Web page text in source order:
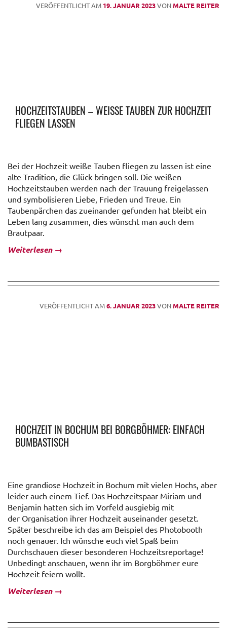
VERÖFFENTLICHT AM 19. JANUAR 2023VONMALTE REITER
HOCHZEITSTAUBEN – WEISSE TAUBEN ZUR HOCHZEIT F
LIEGEN LASSEN
Bei der Hochzeit weiße Tauben fliegen zu lassen ist eine
alte Tradition, die Glück bringen soll. Die weißen
Hochzeitstauben werden nach der Trauung freigelassen
und symbolisieren Liebe, Frieden und Treue. Ein
Taubenpärchen das zueinander gefunden hat bleibt ein
Leben lang zusammen, dies wünscht man auch dem
Brautpaar.
Weiterlesen →
VERÖFFENTLICHT AM6. JANUAR 2023VONMALTE REITER
HOCHZEIT IN BOCHUM BEI BORGBÖHMER: EINFACH
BUMBASTISCH
Eine grandiose Hochzeit in Bochum mit vielen Hochs, aber
leider auch einem Tief. Das Hochzeitspaar Miriam und
Benjamin hatten sich im Vorfeld ausgiebig mit
der Organisation ihrer Hochzeit auseinander gesetzt.
Später beschreibe ich das am Beispiel des Photobooth
noch genauer. Ich wünsche euch viel Spaß beim
Durchschauen dieser besonderen Hochzeitsreportage!
Unbedingt anschauen, wenn ihr im Borgböhmer eure
Hochzeit feiern wollt.
Weiterlesen →